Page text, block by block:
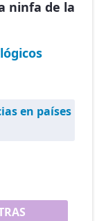
ninfa de la
en países